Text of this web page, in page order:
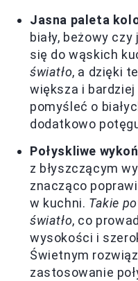
Jasna paleta
biały, beżowy
się do wąskich
światło, a dzięki
większa i
pomyśleć o
dodatkowo
Połyskliwe
z błyszczącym
znacząco
w kuchni. Takie
światło, co
wysokości i
Świetnym
zastosowanie